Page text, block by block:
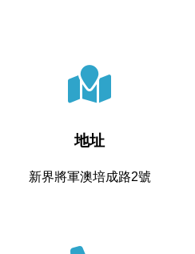
地址
新界將軍澳培成路2號